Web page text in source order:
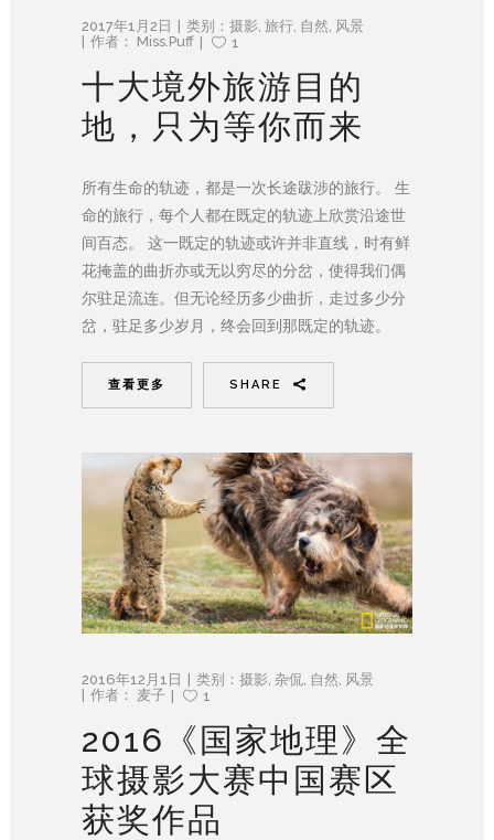
2017年1月2日 类别： 摄影, 旅行, 自然, 风景
作者： Miss.Puff 1
十大境外旅游目的
地，只为等你而来
所有生命的轨迹，都是一次长途跋涉的旅行。 生
命的旅行，每个人都在既定的轨迹上欣赏沿途世
间百态。 这一既定的轨迹或许并非直线，时有鲜
花掩盖的曲折亦或无以穷尽的分岔，使得我们偶
尔驻足流连。但无论经历多少曲折，走过多少分
岔，驻足多少岁月，终会回到那既定的轨迹。
查看更多 SHARE
2016年12月1日 类别： 摄影 杂侃 自然
风景
作者： 麦子 1
2016《国家地理》全
球摄影大赛中国赛区
获奖作品